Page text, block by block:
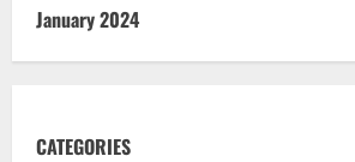
January 2024
CATEGORIES